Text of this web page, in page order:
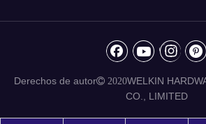
Derechos de autor 2020WELKIN
CO., LIMITED